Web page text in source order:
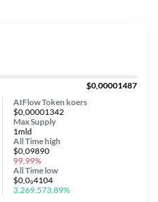
$0,00001487
AIFlow Token koers
$0,00001342
Max Supply
1mld
All Timehigh
$0,09890
99,99%
All Time low
$0,0₉4104
3.269.573,89%